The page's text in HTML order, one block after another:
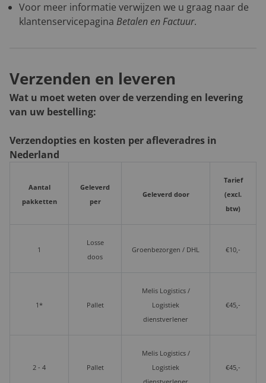
Voor meer informatie verwijzen we u graag naar de
klantenservicepagina Betalen en Factuur.
Verzenden en leveren
Wat u moet weten over de verzending en levering
van uw bestelling:
Verzendopties en kosten per afleveradres in
Nederland
Aantal
pakketten
Geleverd
per
Geleverd door
Tarief
(excl.
btw)
1
Losse
doos
Groenbezorgen / DHL €10,-
1* Pallet
Melis Logistics /
Logistiek
dienstverlener
€45,-
2 - 4 Pallet
Melis Logistics /
Logistiek
€45,-